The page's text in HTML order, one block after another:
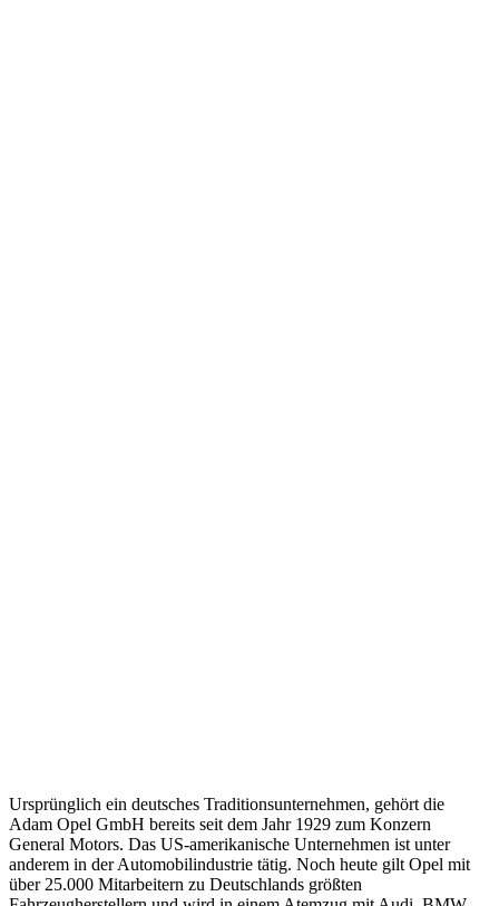
Ursprünglich ein deutsches Traditionsunternehmen, gehört die
Adam Opel GmbH bereits seit dem Jahr 1929 zum Konzern
General Motors. Das US-amerikanische Unternehmen ist unter
anderem in der Automobilindustrie tätig. Noch heute gilt Opel mit
über 25.000 Mitarbeitern zu Deutschlands größten